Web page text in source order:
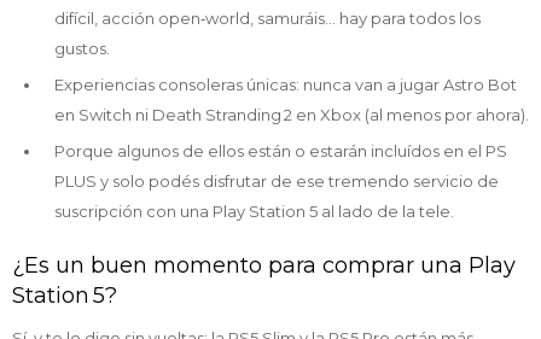
difícil, acción open‑world, samuráis… hay para todos los
gustos.
Experiencias consoleras únicas: nunca van a jugar Astro Bot
en Switch ni Death Stranding 2 en Xbox (al menos por ahora).
Porque algunos de ellos están o estarán incluídos en el PS
PLUS y solo podés disfrutar de ese tremendo servicio de
suscripción con una Play Station 5 al lado de la tele.
¿Es un buen momento para comprar una Play
Station 5?